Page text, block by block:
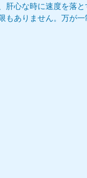
心な時に速度を落と
もありません。万が